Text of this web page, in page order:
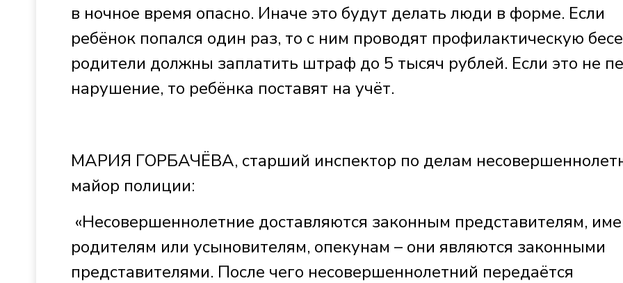
в ночное время опасно. Иначе это будут делать люди в форме. Если
ребёнок попался один раз, то с ним проводят профилактическую
родители должны заплатить штраф до 5 тысяч рублей. Если это не
нарушение, то ребёнка поставят на учёт.
МАРИЯ ГОРБАЧЁВА, старший инспектор по делам
майор полиции:
«Несовершеннолетние доставляются законным представителям,
родителям или усыновителям, опекунам – они являются законными
представителями. После чего несовершеннолетний передаётся